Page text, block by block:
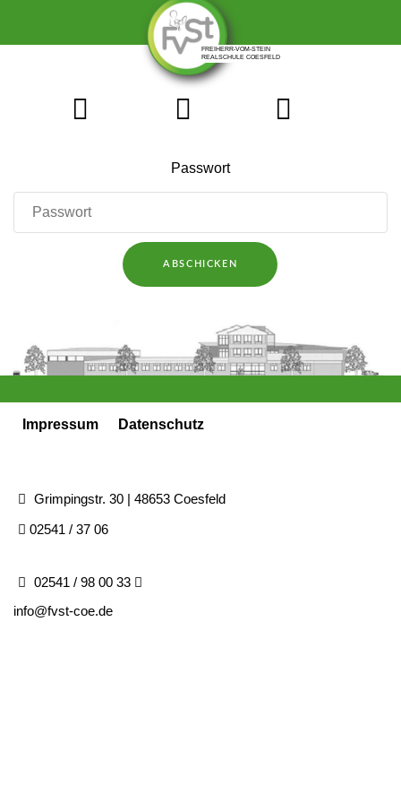
Passwort
Impressum Datenschutz
Grimpingstr. 30 | 48653 Coesfeld
02541 / 37 06
02541 / 98 00 33
info@fvst-coe.de